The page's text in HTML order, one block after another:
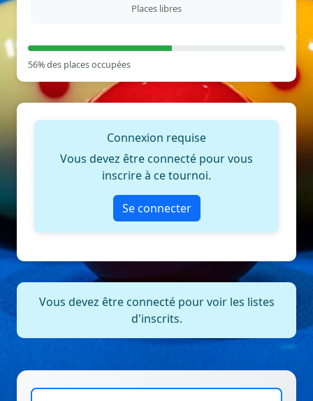
Places libres
56% des places occupées
Connexion requise
Vous devez être connecté pour vous
inscrire à ce tournoi.
Se connecter
Vous devez être connecté pour voir les listes
d'inscrits.